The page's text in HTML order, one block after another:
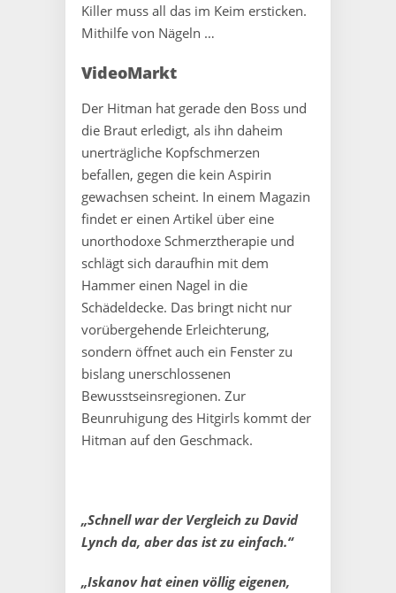
Killer muss all das im Keim ersticken.
Mithilfe von Nägeln …
VideoMarkt
Der Hitman hat gerade den Boss und
die Braut erledigt, als ihn daheim
unerträgliche Kopfschmerzen
befallen, gegen die kein Aspirin
gewachsen scheint. In einem Magazin
findet er einen Artikel über eine
unorthodoxe Schmerztherapie und
schlägt sich daraufhin mit dem
Hammer einen Nagel in die
Schädeldecke. Das bringt nicht nur
vorübergehende Erleichterung,
sondern öffnet auch ein Fenster zu
bislang unerschlossenen
Bewusstseinsregionen. Zur
Beunruhigung des Hitgirls kommt der
Hitman auf den Geschmack.
„Schnell war der Vergleich zu David
Lynch da, aber das ist zu einfach.“
„Iskanov hat einen völlig eigenen,